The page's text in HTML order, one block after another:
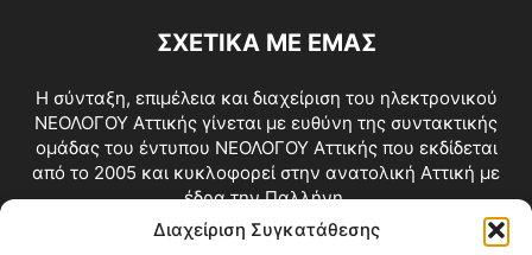
Διαχείριση Συγκατάθεσης
ΣΧΕΤΙΚΑ ΜΕ ΕΜΑΣ
Η σύνταξη, επιμέλεια και διαχείριση του ηλεκτρονικού
ΝΕΟΛΟΓΟΥ Αττικής γίνεται με ευθύνη της συντακτικής
ομάδας του έντυπου ΝΕΟΛΟΓΟΥ Αττικής που εκδίδεται
από το 2005 και κυκλοφορεί στην ανατολική Αττική με
έδρα την Παλλήνη.
Επικοινωνία:info@neologosattikis.gr